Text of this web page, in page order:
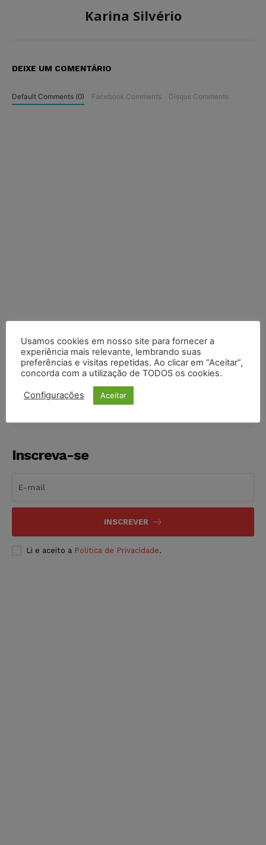
Karina Silvério
DEIXE UM COMENTÁRIO
Default Comments (0) Facebook Comments Disqus Comments
COMPARTILHE
Inscreva-se
INSCREVER
Li e aceito a Política de Privacidade.
Usamos cookies em nosso site para fornecer a
experiência mais relevante, lembrando suas
preferências e visitas repetidas. Ao clicar em “Aceitar”,
concorda com a utilização de TODOS os cookies.
Configurações Aceitar